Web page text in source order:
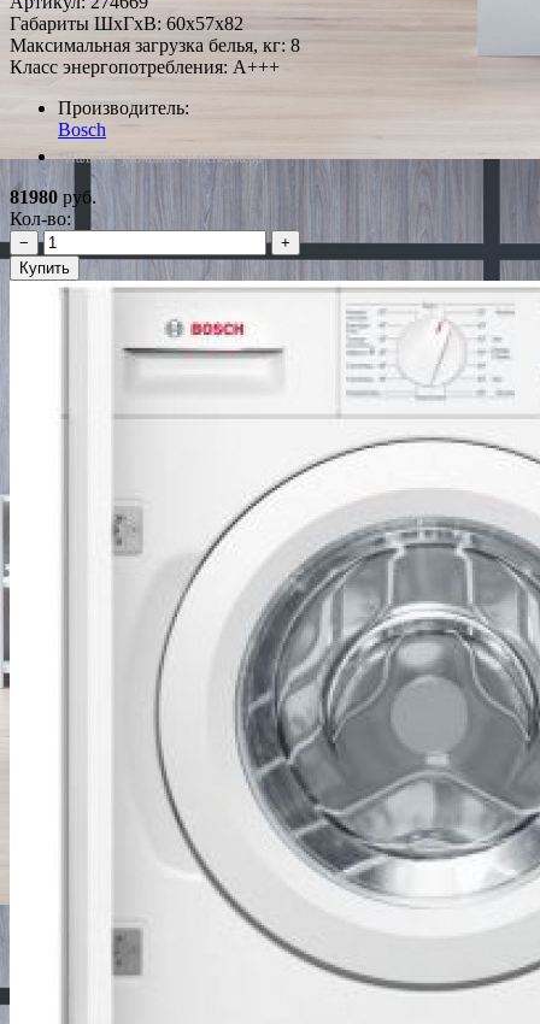
Габариты ШxГxВ: 60x57x82
Максимальная загрузка белья, кг: 8
Класс энергопотребления: A+++
Производитель:
Bosch
*Наличие уточняйте у менеджера
81980 руб.
Кол-во:
−
+
Купить